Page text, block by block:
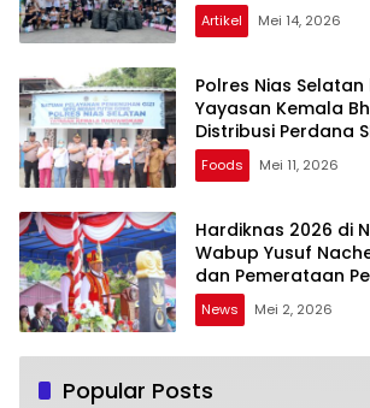
Artikel Mei 14, 2026
Polres Nias
Yayasan Kemala
Distribusi Perdana
Gomo Yayasan
di Wilayah
Foods Mei 11, 2026
Hardiknas 2026 di
Wabup Yusuf
dan Pemerataan
News Mei 2, 2026
Popular Posts